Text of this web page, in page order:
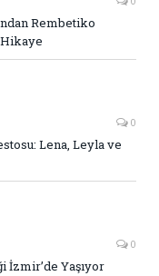
Rembetiko
0
Lena, Leyla ve
0
İzmir’de Yaşıyor